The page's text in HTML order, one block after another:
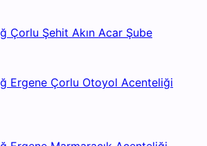
Çorlu Şehit Akın Acar Şube
Ergene Çorlu Otoyol Acenteliği